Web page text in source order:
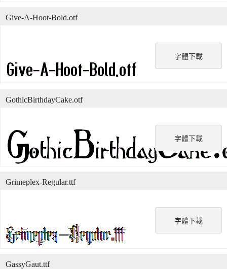
字體下載
Give-A-Hoot-Bold.otf
字體下載
GothicBirthdayCake.otf
字體下載
Grimeplex-Regular.ttf
GassyGaut.ttf